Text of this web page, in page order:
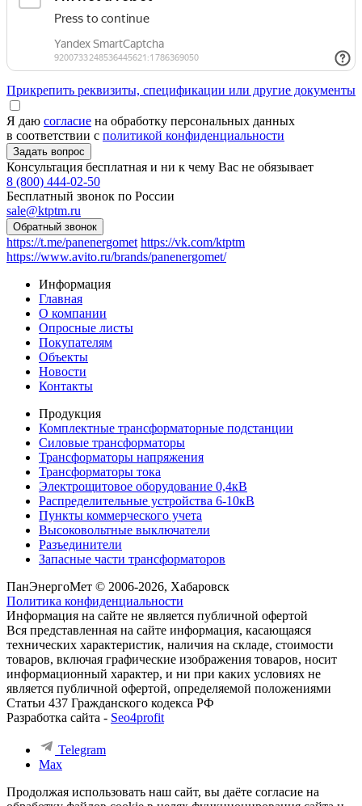
Прикрепить реквизиты, спецификации или другие документы
Я даю согласие на обработку персональных данных
в соответствии с политикой конфиденциальности
Консультация бесплатная и ни к чему Вас не обязывает
8 (800) 444-02-50
Бесплатный звонок по России
sale@ktptm.ru
https://t.me/panenergomet https://vk.com/ktptm
https://www.avito.ru/brands/panenergomet/
Информация
Главная
О компании
Опросные листы
Покупателям
Объекты
Новости
Контакты
Продукция
Комплектные трансформаторные подстанции
Силовые трансформаторы
Трансформаторы напряжения
Трансформаторы тока
Электрощитовое оборудование 0,4кВ
Распределительные устройства 6-10кВ
Пункты коммерческого учета
Высоковольтные выключатели
Разъединители
Запасные части трансформаторов
ПанЭнергоМет © 2006-2026, Хабаровск
Политика конфиденциальности
Информация на сайте не является публичной офертой
Вся представленная на сайте информация, касающаяся
технических характеристик, наличия на складе, стоимости
товаров, включая графические изображения товаров, носит
информационный характер, и ни при каких условиях не
является публичной офертой, определяемой положениями
Статьи 437 Гражданского кодекса РФ
Разработка сайта - Seo4profit
Telegram
Max
Продолжая использовать наш сайт, вы даёте согласие на